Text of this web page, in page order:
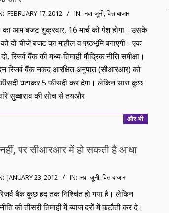
FEBRUARY 17, 2012 IN: नवा-जूनी,वित्त बाजार
का आम बजट शुक्रवार, 16 मार्च को पेश होगा। उसके
दो चीजें बजट का माहौल व पृष्ठभूमि बनाएंगी। एक
रिजर्व बैंक की मध्य-तिमाही मौद्रिक नीति समीक्षा।
रिजर्व बैंक नकद आरक्षित अनुपात (सीआरआर) को
घटाकर 5 फीसदी कर देगा। लेकिन सारा कुछ
सुब्बाराव की सोच से तयऔर
और भी
पर सीआरआर में हो सकती है आधा
JANUARY 23, 2012 IN: नवा-जूनी,वित्त बाजार
बैंक कुछ हद तक निश्चिंत हो गया है। लेकिन
की तीसरी तिमाही में ब्याज दरों में कटौती कर दे।